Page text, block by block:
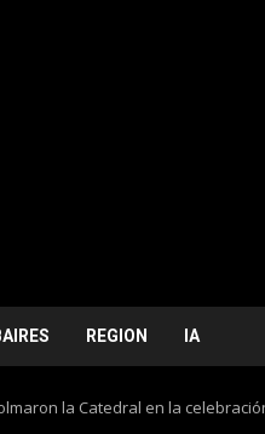
REGION IA
la Catedral en la